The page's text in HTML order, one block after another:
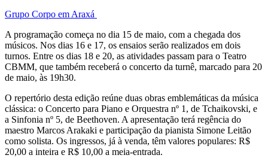
Grupo Corpo em Araxá
A programação começa no dia 15 de maio, com a chegada dos
músicos. Nos dias 16 e 17, os ensaios serão realizados em dois
turnos. Entre os dias 18 e 20, as atividades passam para o Teatro
CBMM, que também receberá o concerto da turnê, marcado para 20
de maio, às 19h30.
O repertório desta edição reúne duas obras emblemáticas da música
clássica: o Concerto para Piano e Orquestra nº 1, de Tchaikovski, e
a Sinfonia nº 5, de Beethoven. A apresentação terá regência do
maestro Marcos Arakaki e participação da pianista Simone Leitão
como solista. Os ingressos, já à venda, têm valores populares: R$
20,00 a inteira e R$ 10,00 a meia-entrada.